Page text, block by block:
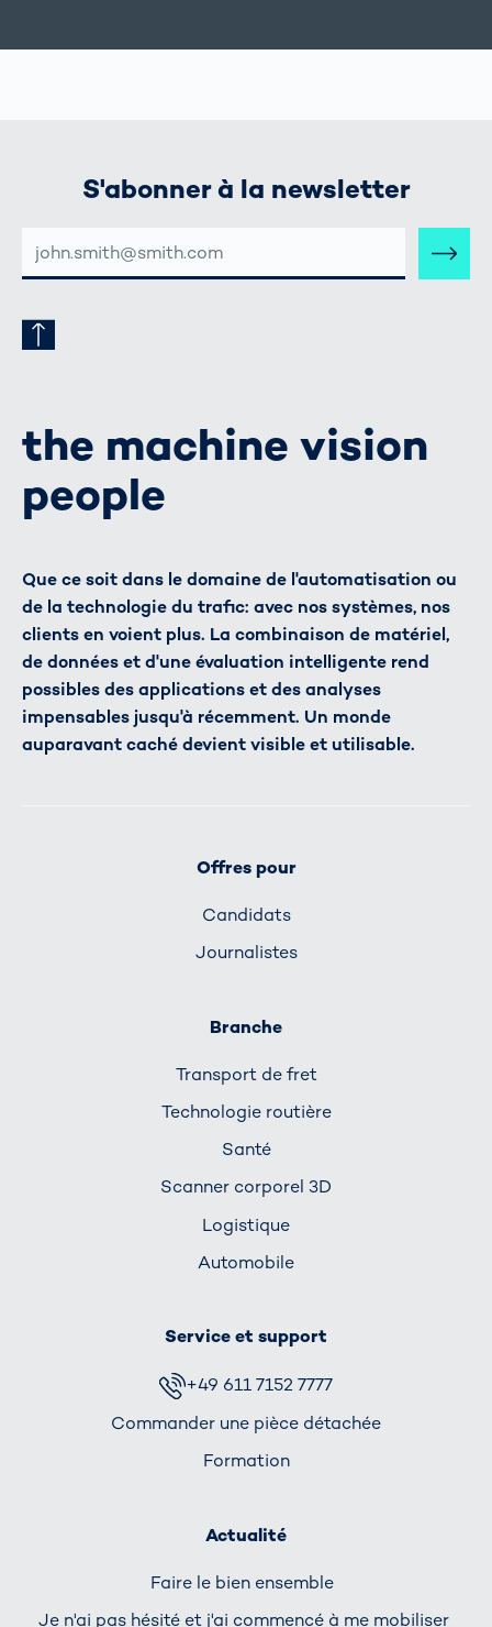
S'abonner à la newsletter
MAIL
the machine vision
people
Que ce soit dans le domaine de l'automatisation ou
de la technologie du trafic: avec nos systèmes, nos
clients en voient plus. La combinaison de matériel,
de données et d'une évaluation intelligente rend
possibles des applications et des analyses
impensables jusqu'à récemment. Un monde
auparavant caché devient visible et utilisable.
Offres pour
Candidats
Journalistes
Branche
Transport de fret
Technologie routière
Santé
Scanner corporel 3D
Logistique
Automobile
Service et support
+49 611 7152 7777
Commander une pièce détachée
Formation
Actualité
Faire le bien ensemble
Je n'ai pas hésité et j'ai commencé à me mobiliser